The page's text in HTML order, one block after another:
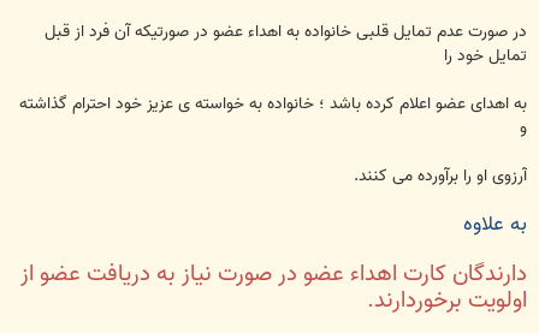
در صورت عدم تمایل قلبی خانواده به اهداء عضو در صورتیکه آن فرد از قبل
تمایل خود را
به اهدای عضو اعلام کرده باشد ؛ خانواده به خواسته ی عزیز خود احترام گذاشته
و
آرزوی او را برآورده می کنند.
به علاوه
دارندگان کارت اهداء عضو در صورت نیاز به دریافت عضو از
اولویت برخوردارند.